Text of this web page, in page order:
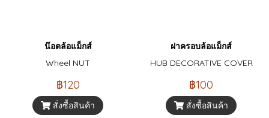
น๊อตล้อแม็กส์
Wheel NUT
฿120
สั่งซื้อสินค้า
ฝาครอบล้อแม็กส์
HUB DECORATIVE COVER
฿100
สั่งซื้อสินค้า